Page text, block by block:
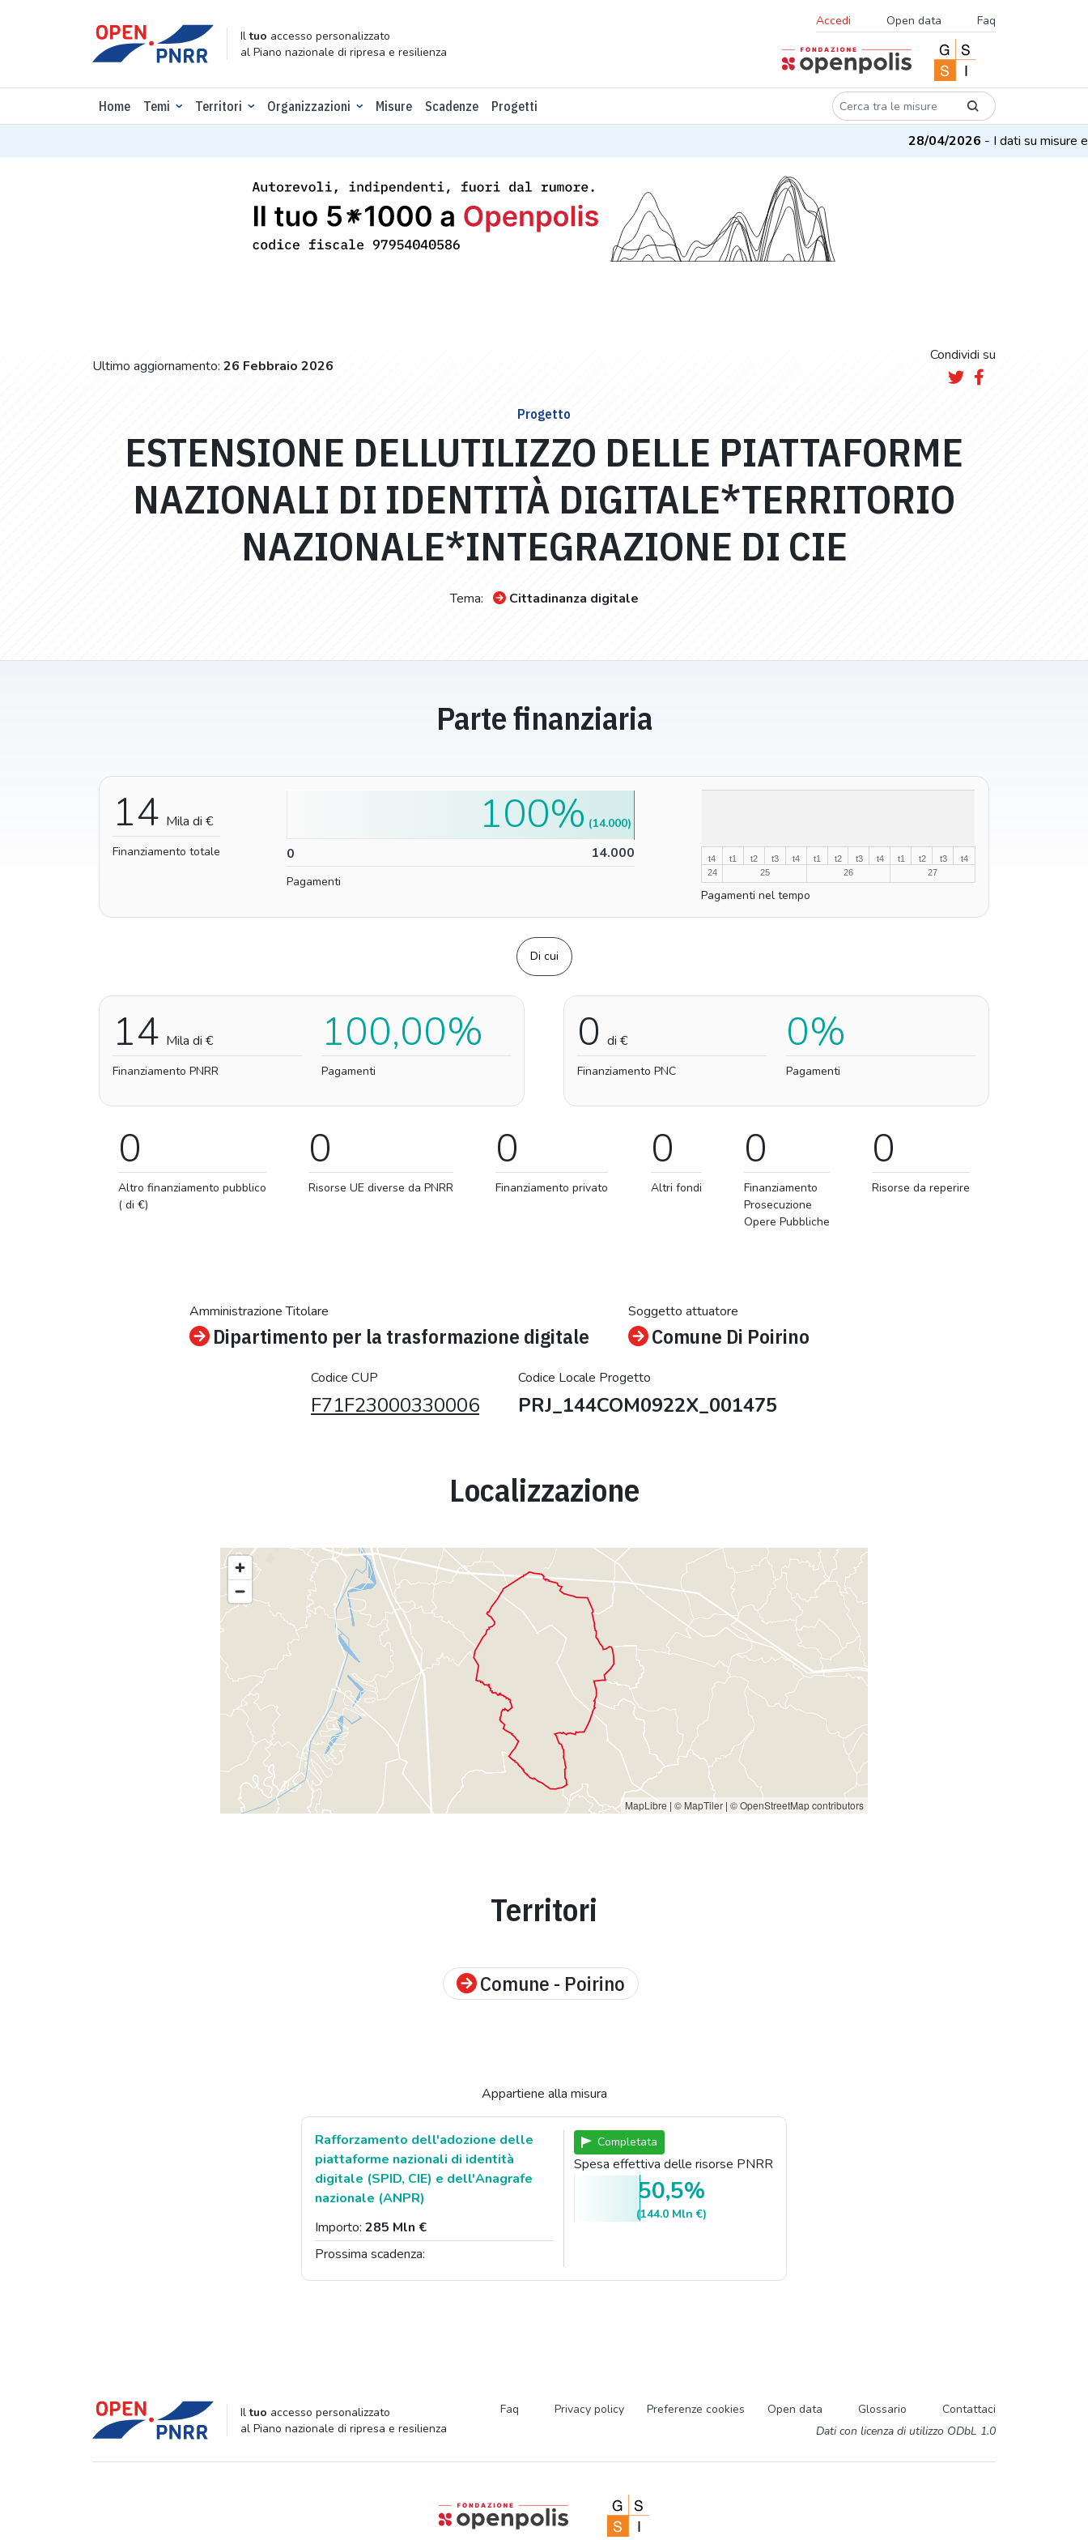
Iltuo accesso personalizzato
al Piano nazionale di ripresa e resilienza
Accedi Open data Faq
Home Temi Territori Organizzazioni Misure Scadenze Progetti
28/04/2026- I dati su misure e
Ultimo aggiornamento: 26 Febbraio 2026
Condividi su
Progetto
ESTENSIONE DELLUTILIZZO DELLE PIATTAFORME
NAZIONALI DI IDENTITÀ DIGITALE*TERRITORIO
NAZIONALE*INTEGRAZIONE DI CIE
Tema: Cittadinanza digitale
Parte finanziaria
14 Mila di €
Finanziamento totale 0 14.000
100% (14.000)
Pagamenti
t4
24
t1
25
t2 t3 t4
t1
26
t2 t3 t4
t1
27
t2 t3 t4
Pagamenti nel tempo
Di cui
14 Mila di €
Finanziamento PNRR
100,00%
Pagamenti
0 di €
Finanziamento PNC
0%
Pagamenti
0
Altro finanziamento pubblico
( di €)
0
Risorse UE diverse da PNRR
0
Finanziamento privato
0
Altri fondi
0
Finanziamento
Prosecuzione
Opere Pubbliche
0
Risorse da reperire
Amministrazione Titolare
Dipartimento per la trasformazione digitale
Soggetto attuatore
Comune Di Poirino
Codice CUP
F71F23000330006
Codice Locale Progetto
PRJ_144COM0922X_001475
Localizzazione
MapLibre | © MapTiler | © OpenStreetMap contributors
Territori
Comune - Poirino
Appartiene alla misura
Rafforzamento dell'adozione delle
piattaforme nazionali di identità
digitale (SPID, CIE) e dell'Anagrafe
nazionale (ANPR)
Importo: 285 Mln €
Prossima scadenza:
Completata
Spesa effettiva delle risorse PNRR
50,5%
(144.0 Mln €)
Iltuo accesso personalizzato
al Piano nazionale di ripresa e resilienza
Faq Privacy policy Preferenze cookies Open data Glossario
Contattaci
Dati con licenza di utilizzo ODbL 1.0